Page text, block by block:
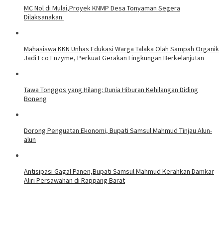
MC Nol di Mulai,Proyek KNMP Desa Tonyaman Segera
Dilaksanakan
Mahasiswa KKN Unhas Edukasi Warga Talaka Olah Sampah Organik
Jadi Eco Enzyme, Perkuat Gerakan Lingkungan Berkelanjutan
Tawa Tonggos yang Hilang: Dunia Hiburan Kehilangan Diding
Boneng
Dorong Penguatan Ekonomi, Bupati Samsul Mahmud Tinjau Alun-
alun
Antisipasi Gagal Panen,Bupati Samsul Mahmud Kerahkan Damkar
Aliri Persawahan di Rappang Barat